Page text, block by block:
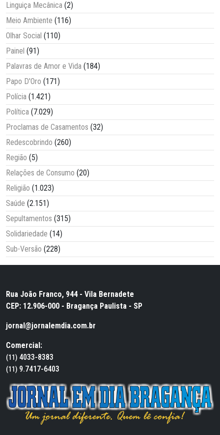
Linguiça Mecânica (2)
Meio Ambiente (116)
Olhar Social (110)
Painel (91)
Palavras de Amor e Vida (184)
Papo D'Oro (171)
Polícia (1.421)
Política (7.029)
Proclamas de Casamentos (32)
Redescobrindo (260)
Região (5)
Relações de Consumo (20)
Religião (1.023)
Saúde (2.151)
Sepultamentos (315)
Solidariedade (14)
Sub-Versão (228)
Rua João Franco, 944 - Vila Bernadete
CEP: 12.906-000 - Bragança Paulista - SP
jornal@jornalemdia.com.br
Comercial:
(11) 4033-8383
(11) 9.7417-6403